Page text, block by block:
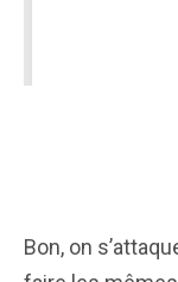
Bon, on